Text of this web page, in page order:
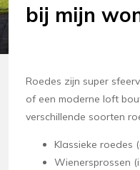
bij mijn
Roedes zijn super
of een moderne loft
verschillende soorten
Klassieke roedes
Wienersprossen